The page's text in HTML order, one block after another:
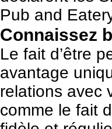
Pub and
Connaissez
Le fait d’être
avantage
relations avec
comme le fait